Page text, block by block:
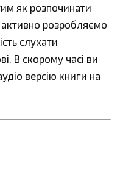
як розпочинати
розробляємо
слухати
В скорому часі ви
версію книги на